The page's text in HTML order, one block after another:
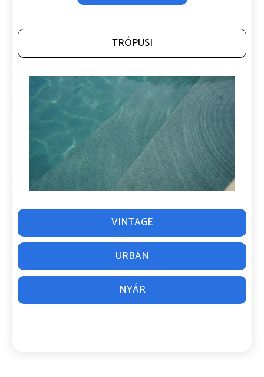
TRÓPUSI
VINTAGE
URBÁN
NYÁR